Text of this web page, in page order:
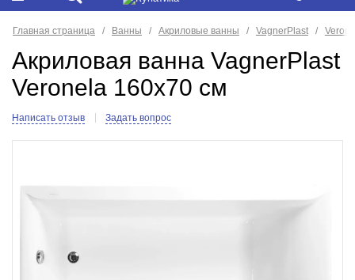
Главная страница Ванны Акриловые ванны VagnerPlast
Акриловая ванна VagnerPlast
Veronela 160x70 см
Написать отзыв Задать вопрос